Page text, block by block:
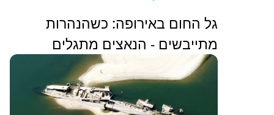
גל החום באירופה: כשהנהרות
מתייבשים - הנאצים מתגלים